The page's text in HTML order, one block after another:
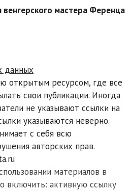
венгерского мастера Ференца
данных
открытым ресурсом, где все
свои публикации. Иногда
не указывают ссылки на
указываются неверно.
с себя всю
авторских прав.
материалов в
включить: активную ссылку